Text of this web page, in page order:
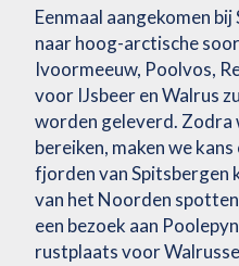
Eenmaal aangekomen
naar hoog-arctische
Ivoormeeuw, Poolvos,
voor IJsbeer en Walrus
worden geleverd. Zodra
bereiken, maken we
fjorden van Spitsbergen
van het Noorden
een bezoek aan
rustplaats voor